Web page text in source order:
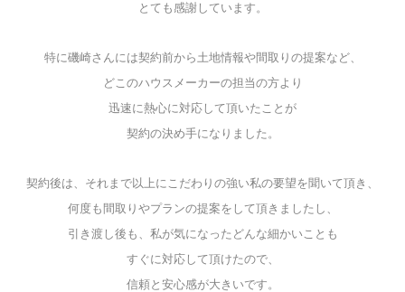
とても感謝しています。
特に磯崎さんには契約前から土地情報や間取りの提案など、
どこのハウスメーカーの担当の方より
迅速に熱心に対応して頂いたことが
契約の決め手になりました。
契約後は、それまで以上にこだわりの強い私の要望を聞いて頂き、
何度も間取りやプランの提案をして頂きましたし、
引き渡し後も、私が気になったどんな細かいことも
すぐに対応して頂けたので、
信頼と安心感が大きいです。